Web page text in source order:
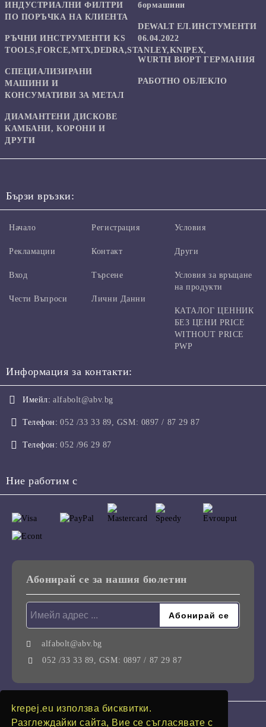
krepej.eu използва бисквитки.
Разглеждайки сайта, Вие се съгласявате с
ИНДУСТРИАЛНИ ФИЛТРИ
ПО ПОРЪЧКА НА КЛИЕНТА
РЪЧНИ ИНСТРУМЕНТИ KS
TOOLS,FORCE,MTX,DEDRA,STANLEY,KNIPEX,
СПЕЦИАЛИЗИРАНИ
МАШИНИ И
КОНСУМАТИВИ ЗА МЕТАЛ
ДИАМАНТЕНИ ДИСКОВЕ
КАМБАНИ, КОРОНИ И
ДРУГИ
бормашини
DEWALT ЕЛ.ИНСТУМЕНТИ
06.04.2022
WURTH ВЮРТ ГЕРМАНИЯ
РАБОТНО ОБЛЕКЛО
Бързи връзки:
Начало
Рекламации
Вход
Чести Въпроси
Регистрация
Контакт
Търсене
Лични Данни
Условия
Други
Условия за връщане
на продукти
КАТАЛОГ ЦЕННИК
БЕЗ ЦЕНИ PRICE
WITHOUT PRICE
PWP
Информация за контакти:
Имейл: alfabolt@abv.bg
Телефон: 052 /33 33 89, GSM: 0897 / 87 29 87
Телефон: 052 /96 29 87
Ние работим с
Абонирай се за нашия бюлетин
alfabolt@abv.bg
052 /33 33 89, GSM: 0897 / 87 29 87